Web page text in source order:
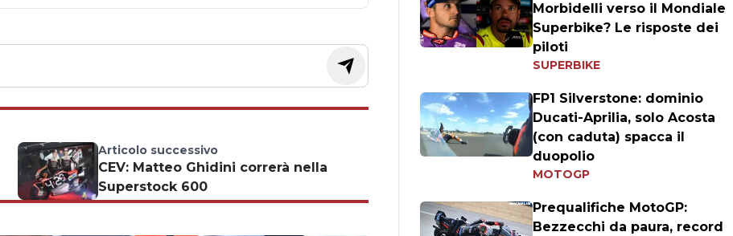
Articolo successivo
CEV: Matteo Ghidini correrà nella
Superstock 600
Morbidelli verso il Mondiale
Superbike? Le risposte dei
piloti
SUPERBIKE
FP1 Silverstone: dominio
Ducati-Aprilia, solo Acosta
(con caduta) spacca il
duopolio
MOTOGP
Prequalifiche MotoGP:
Bezzecchi da paura, record